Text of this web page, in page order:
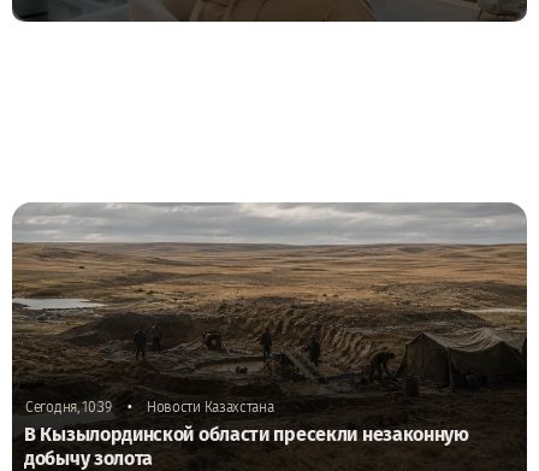
Сегодня, 10:39 • Новости Казахстана
В Кызылординской области пресекли незаконную
добычу золота